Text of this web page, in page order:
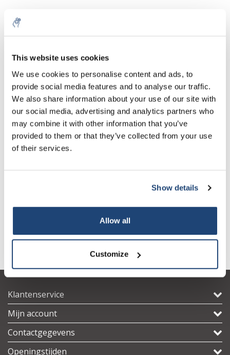
This website uses cookies
We use cookies to personalise content and ads, to
provide social media features and to analyse our traffic.
We also share information about your use of our site with
our social media, advertising and analytics partners who
may combine it with other information that you’ve
provided to them or that they’ve collected from your use
of their services.
Show details
Allow all
Customize
QS.MS02
Klantenservice
Mijn account
Contactgegevens
Openingstijden